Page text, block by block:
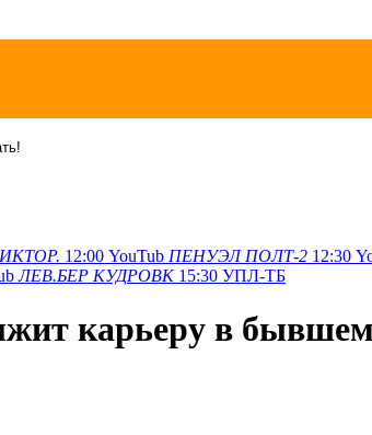
12:00 YouTub ПЕНУЭЛ ПОЛТ-2 12:30
ЛЕВ.БЕР КУДРОВК 15:30 УПЛ-ТБ
карьеру в